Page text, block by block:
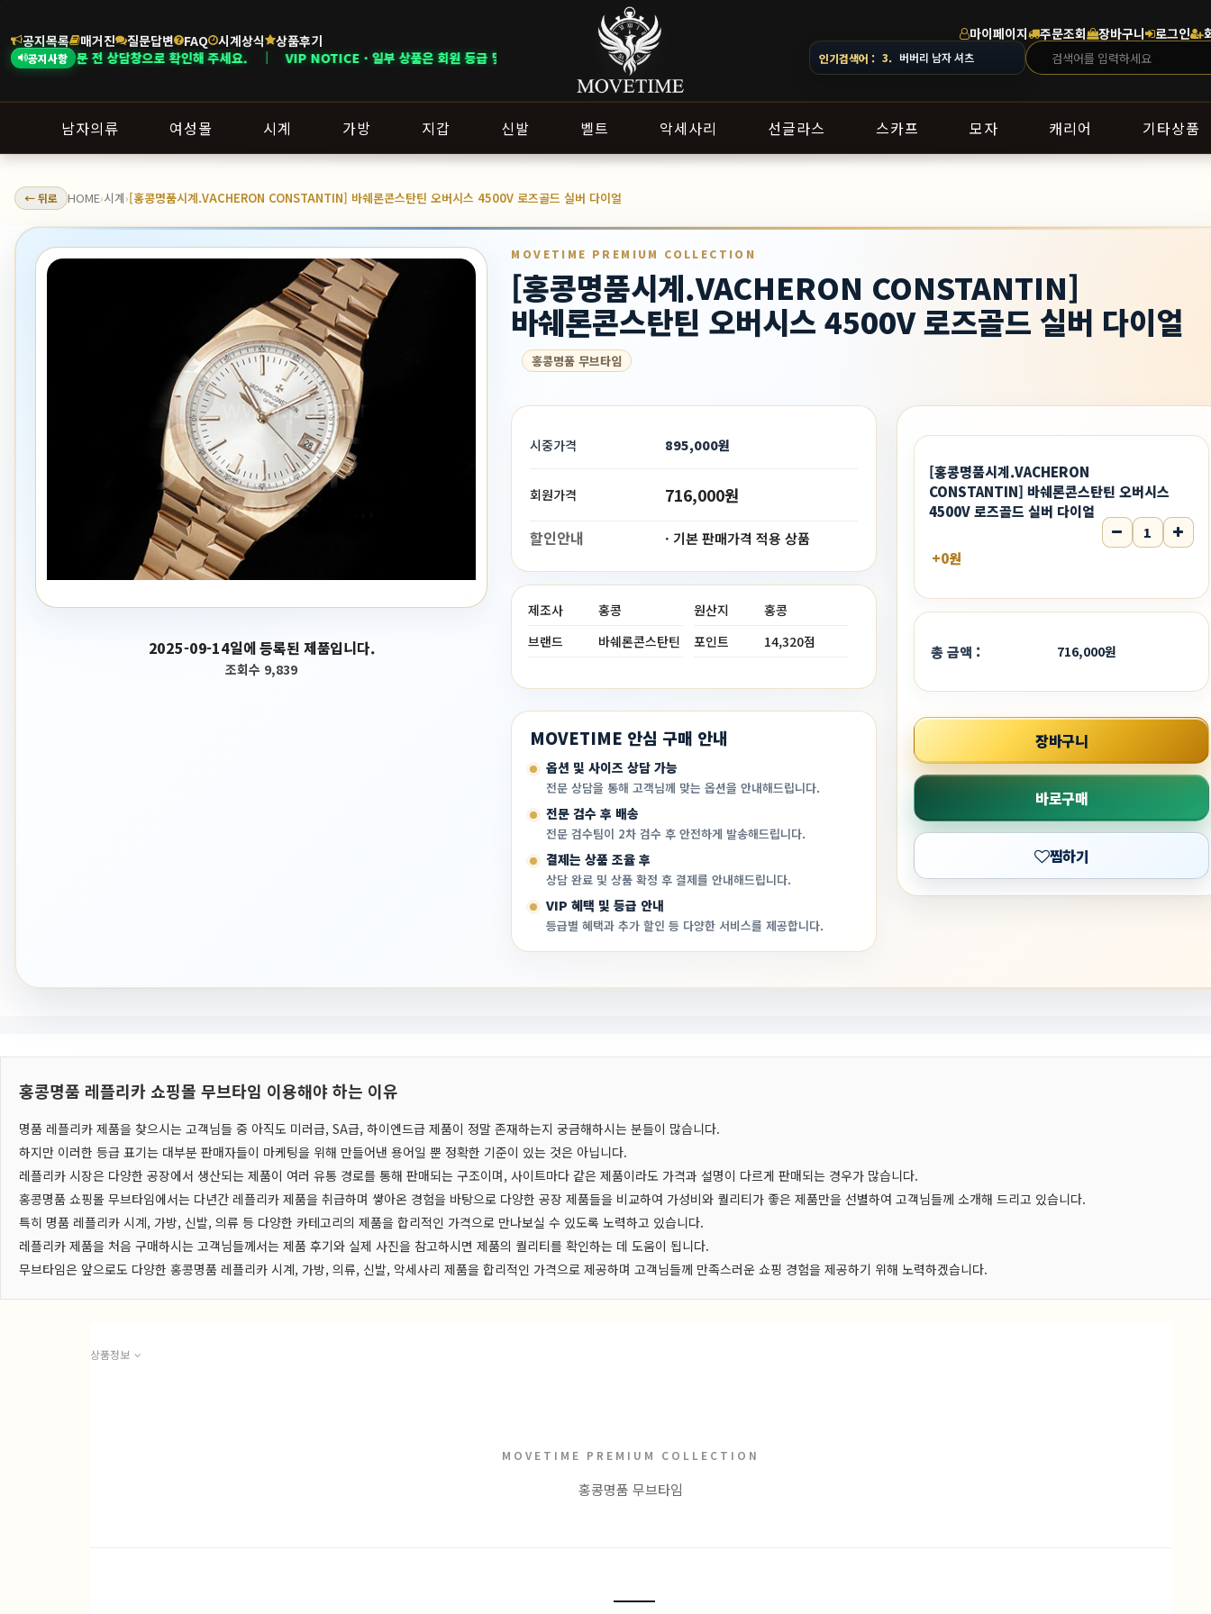
공지목록 매거진 질문답변 FAQ 시계상식 상품후기
공지사항
창으로 확인해 주세요. ｜ VIP NOTICE · 일부 상품은 회원 등급 및 이벤트 조건에 따라 혜택이 다르게 적용됩니다. ｜ DELIVERY NOTICE · 지역에 따라 배송 일정이 달라질 수 있으니 주문 전 상담창으로 문의해 주세요.
마이페이지 주문조회 장바구니 로그인
인기검색어 : 3. 버버리 남자 셔츠
남자의류 여성몰 시계 가방 지갑 신발 벨트 악세사리 선글라스 스카프 모자 캐리어 기타상품
← 뒤로 HOME›시계›[홍콩명품시계.VACHERON CONSTANTIN] 바쉐론콘스탄틴 오버시스 4500V 로즈골드 실버 다이얼
2025-09-14일에 등록된 제품입니다.
조회수 9,839
MOVETIME PREMIUM COLLECTION
[홍콩명품시계.VACHERON CONSTANTIN]
바쉐론콘스탄틴 오버시스 4500V 로즈골드 실버 다이얼
홍콩명품 무브타임
시중가격 895,000원
회원가격 716,000원
할인안내 · 기본 판매가격 적용 상품
제조사 홍콩 원산지
홍콩
브랜드
바쉐론콘스탄틴 포인트 14,320점
MOVETIME 안심 구매 안내
옵션 및 사이즈 상담 가능
전문 상담을 통해 고객님께 맞는 옵션을 안내해드립니다.
전문 검수 후 배송
전문 검수팀이 2차 검수 후 안전하게 발송해드립니다.
결제는 상품 조율 후
상담 완료 및 상품 확정 후 결제를 안내해드립니다.
VIP 혜택 및 등급 안내
등급별 혜택과 추가 할인 등 다양한 서비스를 제공합니다.
[홍콩명품시계.VACHERON
CONSTANTIN] 바쉐론콘스탄틴 오버시스
4500V 로즈골드 실버 다이얼
+0원
수량
총 금액 : 716,000원
바로구매
장바구니
찜하기
홍콩명품 레플리카 쇼핑몰 무브타임 이용해야 하는 이유
명품 레플리카 제품을 찾으시는 고객님들 중 아직도 미러급, SA급, 하이엔드급 제품이 정말 존재하는지 궁금해하시는 분들이 많습니다.
하지만 이러한 등급 표기는 대부분 판매자들이 마케팅을 위해 만들어낸 용어일 뿐 정확한 기준이 있는 것은 아닙니다.
레플리카 시장은 다양한 공장에서 생산되는 제품이 여러 유통 경로를 통해 판매되는 구조이며, 사이트마다 같은 제품이라도 가격과 설명이 다르게 판매되는 경우가 많습니다.
홍콩명품 쇼핑몰 무브타임에서는 다년간 레플리카 제품을 취급하며 쌓아온 경험을 바탕으로 다양한 공장 제품들을 비교하여 가성비와 퀄리티가 좋은 제품만을 선별하여 고객님들께 소개해 드리고 있습니다.
특히 명품 레플리카 시계, 가방, 신발, 의류 등 다양한 카테고리의 제품을 합리적인 가격으로 만나보실 수 있도록 노력하고 있습니다.
레플리카 제품을 처음 구매하시는 고객님들께서는 제품 후기와 실제 사진을 참고하시면 제품의 퀄리티를 확인하는 데 도움이 됩니다.
무브타임은 앞으로도 다양한 홍콩명품 레플리카 시계, 가방, 의류, 신발, 악세사리 제품을 합리적인 가격으로 제공하며 고객님들께 만족스러운 쇼핑 경험을 제공하기 위해 노력하겠습니다.
상품정보
MOVETIME PREMIUM COLLECTION
홍콩명품 무브타임